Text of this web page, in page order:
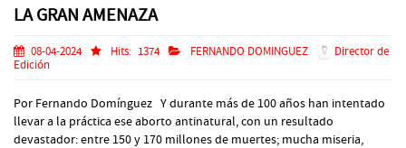
LA GRAN AMENAZA
08-04-2024 Hits: 1374 FERNANDO DOMINGUEZ
Director de
Edición
Por Fernando Domínguez Y durante más de 100 años han intentado
llevar a la práctica ese aborto antinatural, con un resultado
devastador: entre 150 y 170 millones de muertes; mucha miseria,